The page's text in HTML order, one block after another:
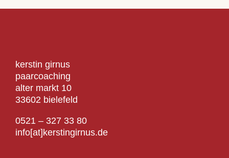
kerstin girnus
paarcoaching
alter markt 10
33602 bielefeld
0521 – 327 33 80
info[at]kerstingirnus.de